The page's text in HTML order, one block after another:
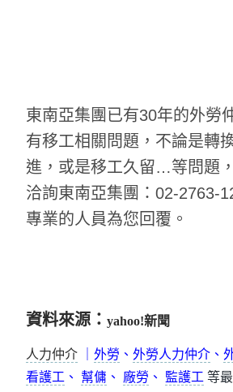
Lin
Link
東南亞集團已有30年的外勞
有移工相關問題，不論是轉
進，或是移工久留…等問題
洽詢東南亞集團：02-2763-
專業的人員為您回覆。
資料來源：yahoo!新聞
人力仲介 ｜外勞 、外勞人力仲介 、
看護工 、 幫傭 、 廠勞 、 監護工 等